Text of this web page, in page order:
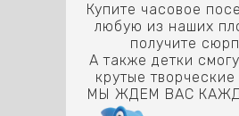
Купите часовое
любую из наших
получите
А также детки
крутые
МЫ ЖДЕМ ВАС